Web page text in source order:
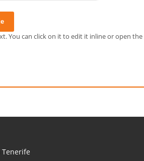
You can click on it to edit it inline or open
Tenerife